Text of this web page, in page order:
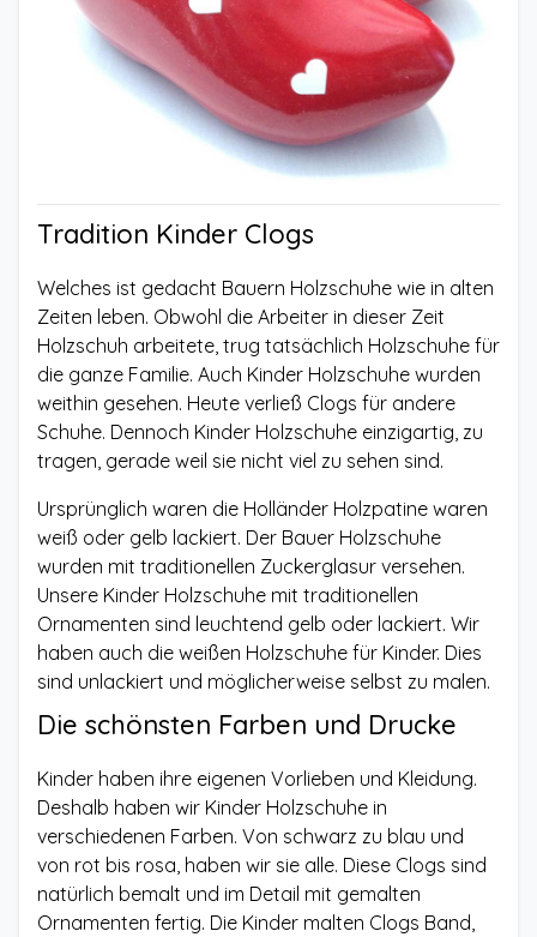
Tradition Kinder Clogs
Welches ist gedacht Bauern Holzschuhe wie in alten
Zeiten leben. Obwohl die Arbeiter in dieser Zeit
Holzschuh arbeitete, trug tatsächlich Holzschuhe für
die ganze Familie. Auch Kinder Holzschuhe wurden
weithin gesehen. Heute verließ Clogs für andere
Schuhe. Dennoch Kinder Holzschuhe einzigartig, zu
tragen, gerade weil sie nicht viel zu sehen sind.
Ursprünglich waren die Holländer Holzpatine waren
weiß oder gelb lackiert. Der Bauer Holzschuhe
wurden mit traditionellen Zuckerglasur versehen.
Unsere Kinder Holzschuhe mit traditionellen
Ornamenten sind leuchtend gelb oder lackiert. Wir
haben auch die weißen Holzschuhe für Kinder. Dies
sind unlackiert und möglicherweise selbst zu malen.
Die schönsten Farben und Drucke
Kinder haben ihre eigenen Vorlieben und Kleidung.
Deshalb haben wir Kinder Holzschuhe in
verschiedenen Farben. Von schwarz zu blau und
von rot bis rosa, haben wir sie alle. Diese Clogs sind
natürlich bemalt und im Detail mit gemalten
Ornamenten fertig. Die Kinder malten Clogs Band,